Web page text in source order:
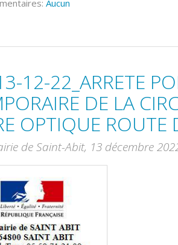
Aucun
12-22_ARRETE
DE LA
OPTIQUE ROUTE
de Saint-Abit, 13 décembre